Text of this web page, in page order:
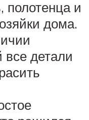
полотенца и
дома.
все детали